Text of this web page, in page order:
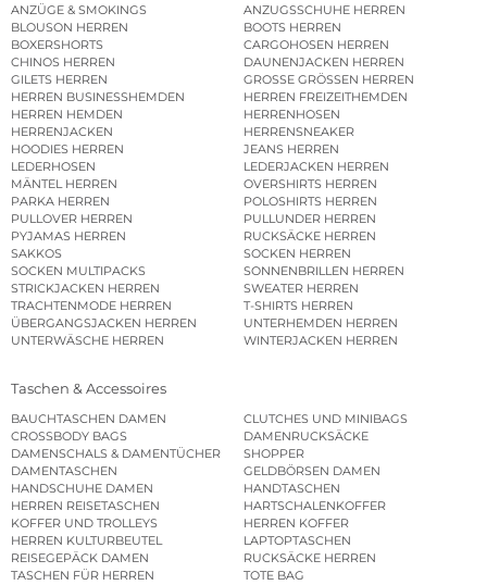
ANZÜGE & SMOKINGS
ANZUGSSCHUHE HERREN
BLOUSON HERREN
BOOTS HERREN
BOXERSHORTS
CARGOHOSEN HERREN
CHINOS HERREN
DAUNENJACKEN HERREN
GILETS HERREN
GROSSE GRÖSSEN HERREN
HERREN BUSINESSHEMDEN
HERREN FREIZEITHEMDEN
HERREN HEMDEN
HERRENHOSEN
HERRENJACKEN
HERRENSNEAKER
HOODIES HERREN
JEANS HERREN
LEDERHOSEN
LEDERJACKEN HERREN
MÄNTEL HERREN
OVERSHIRTS HERREN
PARKA HERREN
POLOSHIRTS HERREN
PULLOVER HERREN
PULLUNDER HERREN
PYJAMAS HERREN
RUCKSÄCKE HERREN
SAKKOS
SOCKEN HERREN
SOCKEN MULTIPACKS
SONNENBRILLEN HERREN
STRICKJACKEN HERREN
SWEATER HERREN
TRACHTENMODE HERREN
T-SHIRTS HERREN
ÜBERGANGSJACKEN HERREN
UNTERHEMDEN HERREN
UNTERWÄSCHE HERREN
WINTERJACKEN HERREN
Taschen & Accessoires
BAUCHTASCHEN DAMEN
CLUTCHES UND MINIBAGS
CROSSBODY BAGS
DAMENRUCKSÄCKE
DAMENSCHALS & DAMENTÜCHER
SHOPPER
DAMENTASCHEN
GELDBÖRSEN DAMEN
HANDSCHUHE DAMEN
HANDTASCHEN
HERREN REISETASCHEN
HARTSCHALENKOFFER
KOFFER UND TROLLEYS
HERREN KOFFER
HERREN KULTURBEUTEL
LAPTOPTASCHEN
REISEGEPÄCK DAMEN
RUCKSÄCKE HERREN
TASCHEN FÜR HERREN
TOTE BAG